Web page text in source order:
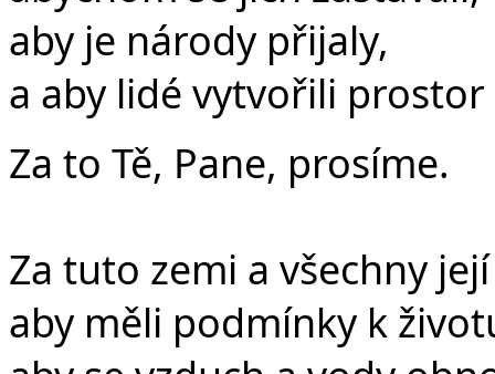
aby je národy přijaly,
a aby lidé vytvořili
Za to Tě, Pane, prosíme.
Za tuto zemi a všechny
aby měli podmínky k